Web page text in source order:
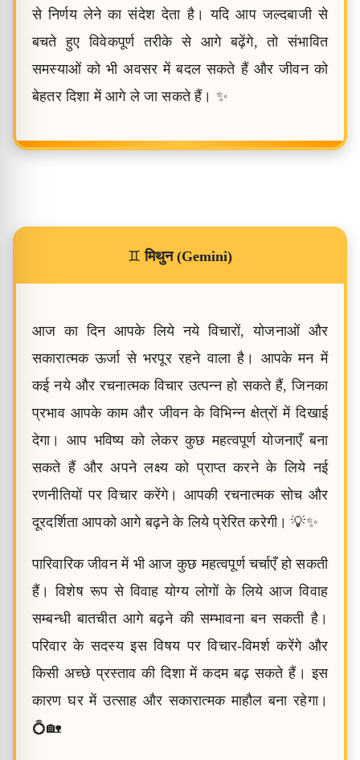
से निर्णय लेने का संदेश देता है। यदि आप जल्दबाजी से
बचते हुए विवेकपूर्ण तरीके से आगे बढ़ेंगे, तो संभावित
समस्याओं को भी अवसर में बदल सकते हैं और जीवन को
बेहतर दिशा में आगे ले जा सकते हैं। ✨
♊मिथुन (Gemini)
आज का दिन आपके लिये नये विचारों, योजनाओं और
सकारात्मक ऊर्जा से भरपूर रहने वाला है। आपके मन में
कई नये और रचनात्मक विचार उत्पन्न हो सकते हैं, जिनका
प्रभाव आपके काम और जीवन के विभिन्न क्षेत्रों में दिखाई
देगा। आप भविष्य को लेकर कुछ महत्वपूर्ण योजनाएँ बना
सकते हैं और अपने लक्ष्य को प्राप्त करने के लिये नई
रणनीतियों पर विचार करेंगे। आपकी रचनात्मक सोच और
दूरदर्शिता आपको आगे बढ़ने के लिये प्रेरित करेगी। 💡✨
पारिवारिक जीवन में भी आज कुछ महत्वपूर्ण चर्चाएँ हो सकती
हैं। विशेष रूप से विवाह योग्य लोगों के लिये आज विवाह
सम्बन्धी बातचीत आगे बढ़ने की सम्भावना बन सकती है।
परिवार के सदस्य इस विषय पर विचार-विमर्श करेंगे और
किसी अच्छे प्रस्ताव की दिशा में कदम बढ़ सकते हैं। इस
कारण घर में उत्साह और सकारात्मक माहौल बना रहेगा।
💍🏡